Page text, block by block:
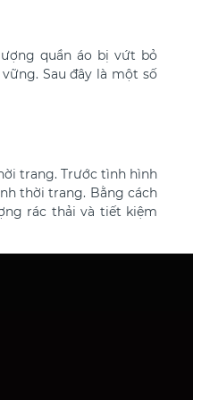
quần áo bị vứt bỏ
Sau đây là một số
trang. Trước tình hình
thời trang. Bằng cách
rác thải và tiết kiệm